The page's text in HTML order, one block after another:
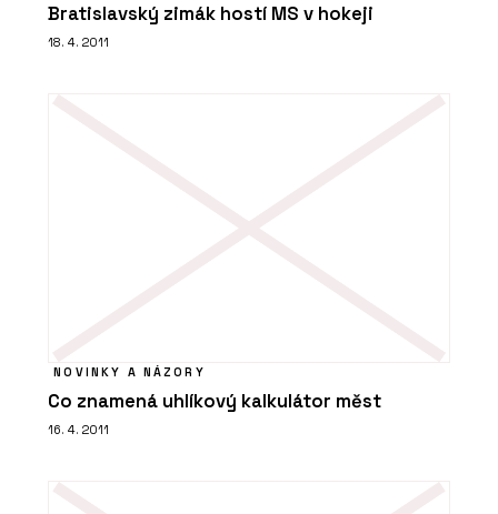
Bratislavský zimák hostí MS v hokeji
18. 4. 2011
NOVINKY A NÁZORY
Co znamená uhlíkový kalkulátor měst
16. 4. 2011